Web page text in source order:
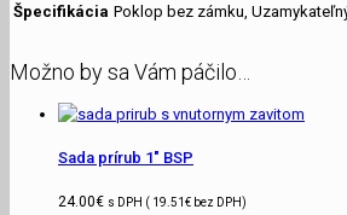
Špecifikácia Poklop bez zámku,
Možno by sa Vám páčilo…
Sada prírub 1″ BSP
24.00€ s DPH ( 19.51 € bez DPH)